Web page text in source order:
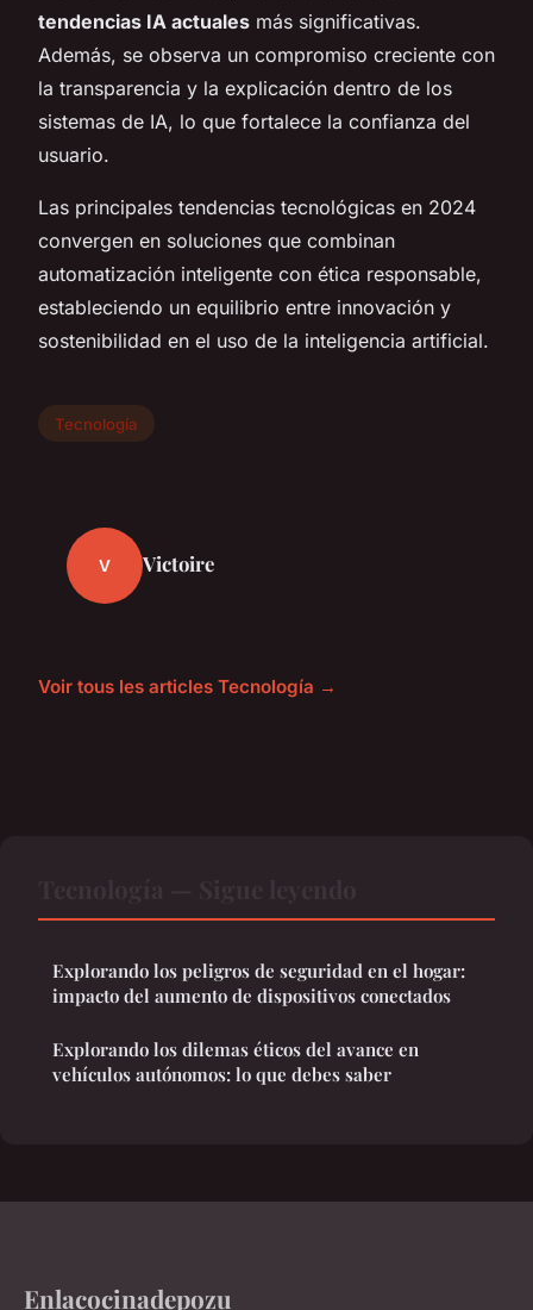
tendencias IA actuales más significativas.
Además, se observa un compromiso creciente con
la transparencia y la explicación dentro de los
sistemas de IA, lo que fortalece la confianza del
usuario.
Las principales tendencias tecnológicas en 2024
convergen en soluciones que combinan
automatización inteligente con ética responsable,
estableciendo un equilibrio entre innovación y
sostenibilidad en el uso de la inteligencia artificial.
Tecnología
V Victoire
Voir tous les articles Tecnología →
Explorando los peligros de seguridad en el hogar:
impacto del aumento de dispositivos conectados
Explorando los dilemas éticos del avance en
vehículos autónomos: lo que debes saber
Enlacocinadepozu